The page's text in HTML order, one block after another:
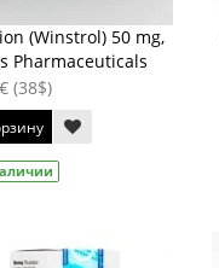
(Winstrol) 50 mg,
Pharmaceuticals
(38$)